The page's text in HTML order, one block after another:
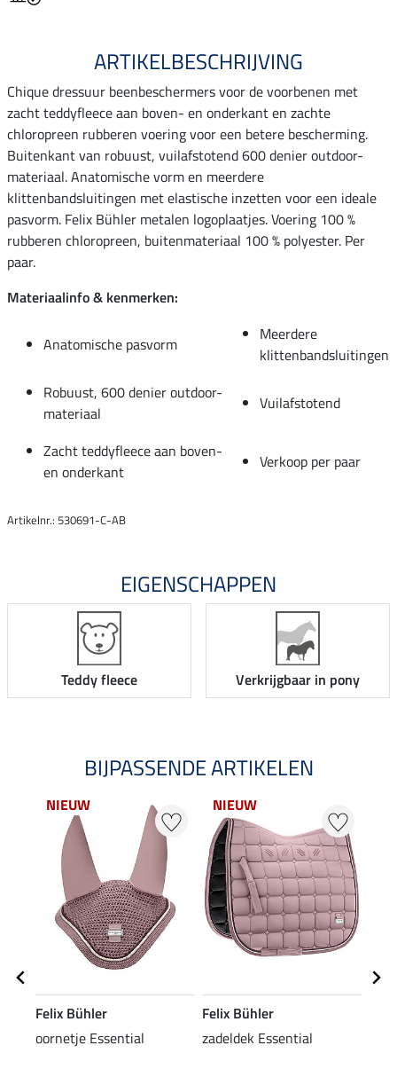
ARTIKELBESCHRIJVING
Chique dressuur beenbeschermers voor de voorbenen met
zacht teddyfleece aan boven- en onderkant en zachte
chloropreen rubberen voering voor een betere bescherming.
Buitenkant van robuust, vuilafstotend 600 denier outdoor-
materiaal. Anatomische vorm en meerdere
klittenbandsluitingen met elastische inzetten voor een ideale
pasvorm. Felix Bühler metalen logoplaatjes. Voering 100 %
rubberen chloropreen, buitenmateriaal 100 % polyester. Per
paar.
Materiaalinfo & kenmerken:
Anatomische pasvorm
Meerdere
klittenbandsluitingen
Robuust, 600 denier outdoor-
materiaal
Vuilafstotend
Zacht teddyfleece aan boven-
en onderkant
Verkoop per paar
Artikelnr.: 530691-C-AB
EIGENSCHAPPEN
Teddy fleece Verkrijgbaar in pony
BIJPASSENDE ARTIKELEN
NIEUW
Felix Bühler
oornetje Essential
NIEUW
Felix Bühler
zadeldek Essential